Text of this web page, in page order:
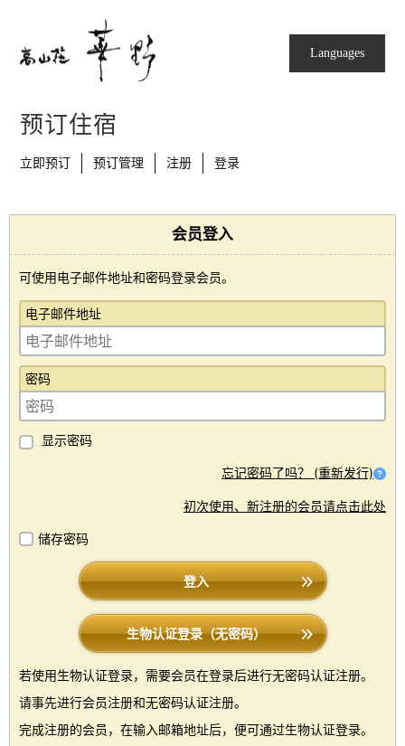
Languages
预订住宿
立即预订 预订管理 注册 登录
会员登入
可使用电子邮件地址和密码登录会员。
电子邮件地址
密码
显示密码
忘记密码了吗？ (重新发行)
初次使用、新注册的会员请点击此处
储存密码
登入
生物认证登录（无密码）
若使用生物认证登录，需要会员在登录后进行无密码认证注册。
请事先进行会员注册和无密码认证注册。
完成注册的会员，在输入邮箱地址后，便可通过生物认证登录。